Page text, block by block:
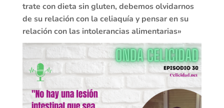
trate con dieta sin gluten, debemos olvidarnos
de su relación con la celiaquía y pensar en su
relación con las intolerancias alimentarias»